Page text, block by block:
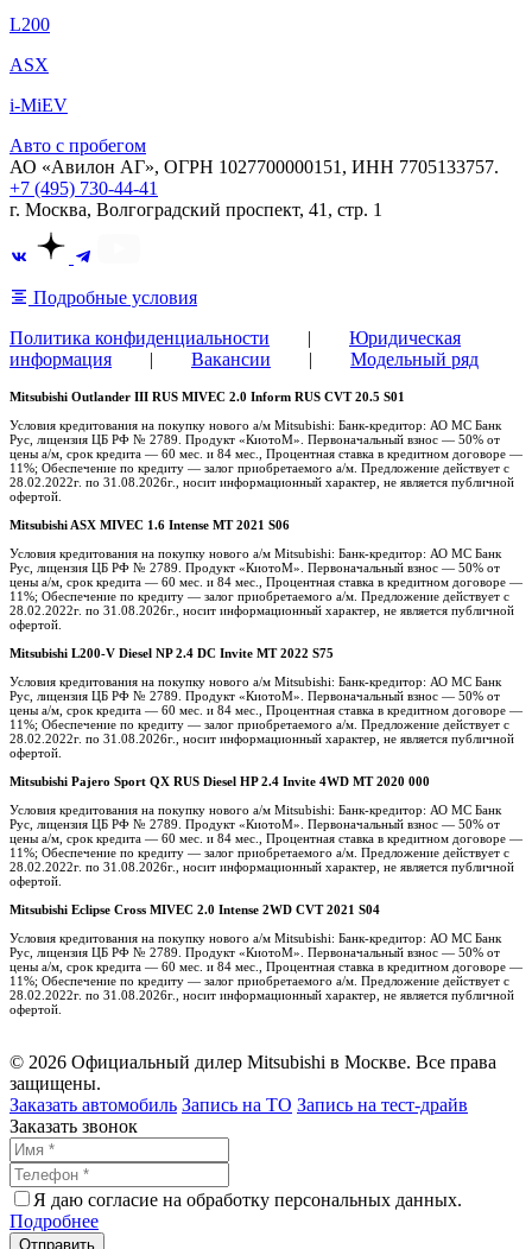
L200
ASX
i-MiEV
Авто с пробегом
АО «Авилон АГ», ОГРН 1027700000151, ИНН 7705133757.
+7 (495) 730-44-41
г. Москва, Волгоградский проспект, 41, стр. 1
Подробные условия
Политика конфиденциальности | Юридическая
информация | Вакансии | Модельный ряд
Mitsubishi Outlander III RUS MIVEC 2.0 Inform RUS CVT 20.5 S01
Условия кредитования на покупку нового а/м Mitsubishi: Банк-кредитор: АО МС Банк
Рус, лицензия ЦБ РФ № 2789. Продукт «КиотоМ». Первоначальный взнос — 50% от
цены а/м, срок кредита — 60 мес. и 84 мес., Процентная ставка в кредитном договоре —
11%; Обеспечение по кредиту — залог приобретаемого а/м. Предложение действует с
28.02.2022г. по 31.08.2026г., носит информационный характер, не является публичной
офертой.
Mitsubishi ASX MIVEC 1.6 Intense MT 2021 S06
Условия кредитования на покупку нового а/м Mitsubishi: Банк-кредитор: АО МС Банк
Рус, лицензия ЦБ РФ № 2789. Продукт «КиотоМ». Первоначальный взнос — 50% от
цены а/м, срок кредита — 60 мес. и 84 мес., Процентная ставка в кредитном договоре —
11%; Обеспечение по кредиту — залог приобретаемого а/м. Предложение действует с
28.02.2022г. по 31.08.2026г., носит информационный характер, не является публичной
офертой.
Mitsubishi L200-V Diesel NP 2.4 DC Invite MT 2022 S75
Условия кредитования на покупку нового а/м Mitsubishi: Банк-кредитор: АО МС Банк
Рус, лицензия ЦБ РФ № 2789. Продукт «КиотоМ». Первоначальный взнос — 50% от
цены а/м, срок кредита — 60 мес. и 84 мес., Процентная ставка в кредитном договоре —
11%; Обеспечение по кредиту — залог приобретаемого а/м. Предложение действует с
28.02.2022г. по 31.08.2026г., носит информационный характер, не является публичной
офертой.
Mitsubishi Pajero Sport QX RUS Diesel HP 2.4 Invite 4WD MT 2020 000
Условия кредитования на покупку нового а/м Mitsubishi: Банк-кредитор: АО МС Банк
Рус, лицензия ЦБ РФ № 2789. Продукт «КиотоМ». Первоначальный взнос — 50% от
цены а/м, срок кредита — 60 мес. и 84 мес., Процентная ставка в кредитном договоре —
11%; Обеспечение по кредиту — залог приобретаемого а/м. Предложение действует с
28.02.2022г. по 31.08.2026г., носит информационный характер, не является публичной
офертой.
Mitsubishi Eclipse Cross MIVEC 2.0 Intense 2WD CVT 2021 S04
Условия кредитования на покупку нового а/м Mitsubishi: Банк-кредитор: АО МС Банк
Рус, лицензия ЦБ РФ № 2789. Продукт «КиотоМ». Первоначальный взнос — 50% от
цены а/м, срок кредита — 60 мес. и 84 мес., Процентная ставка в кредитном договоре —
11%; Обеспечение по кредиту — залог приобретаемого а/м. Предложение действует с
28.02.2022г. по 31.08.2026г., носит информационный характер, не является публичной
офертой.
© 2026 Официальный дилер Mitsubishi в Москве. Все права
защищены.
Заказать автомобиль Запись на ТО Запись на тест-драйв
Заказать звонок
Я даю согласие на обработку персональных данных.
Подробнее